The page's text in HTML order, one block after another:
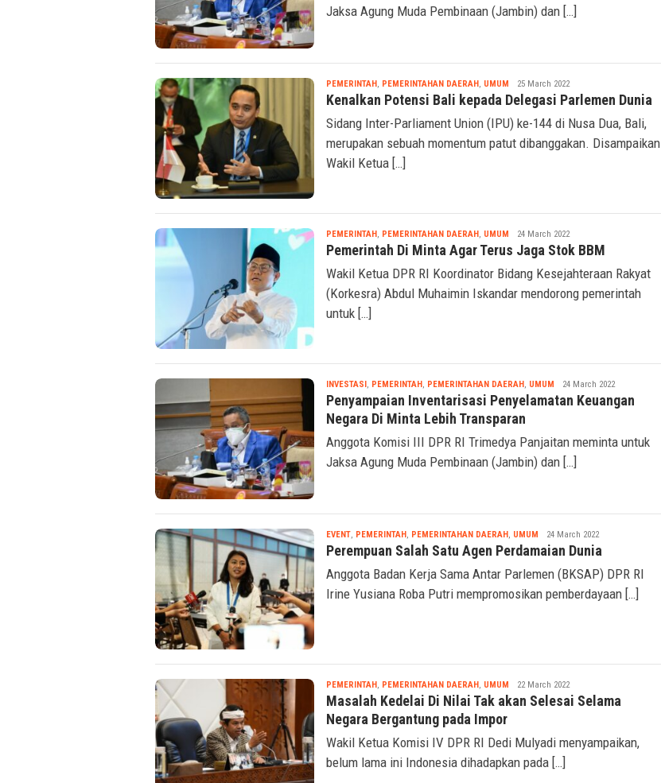
Jaksa Agung Muda Pembinaan (Jambin) dan […]
PEMERINTAH, PEMERINTAHAN DAERAH, UMUM Nabila
25 March 2022
Kenalkan Potensi Bali kepada Delegasi Parlemen Dunia
Sidang Inter-Parliament Union (IPU) ke-144 di Nusa Dua, Bali,
merupakan sebuah momentum patut dibanggakan. Disampaikan
Wakil Ketua […]
PEMERINTAH, PEMERINTAHAN DAERAH, UMUM Nabila
24 March 2022
Pemerintah Di Minta Agar Terus Jaga Stok BBM
Wakil Ketua DPR RI Koordinator Bidang Kesejahteraan Rakyat
(Korkesra) Abdul Muhaimin Iskandar mendorong pemerintah
untuk […]
INVESTASI, PEMERINTAH, PEMERINTAHAN DAERAH, UMUM Nabila
24 March 2022
Penyampaian Inventarisasi Penyelamatan Keuangan
Negara Di Minta Lebih Transparan
Anggota Komisi III DPR RI Trimedya Panjaitan meminta untuk
Jaksa Agung Muda Pembinaan (Jambin) dan […]
EVENT, PEMERINTAH, PEMERINTAHAN DAERAH, UMUM Nabila
24 March 2022
Perempuan Salah Satu Agen Perdamaian Dunia
Anggota Badan Kerja Sama Antar Parlemen (BKSAP) DPR RI
Irine Yusiana Roba Putri mempromosikan pemberdayaan […]
PEMERINTAH, PEMERINTAHAN DAERAH, UMUM Nabila
22 March 2022
Masalah Kedelai Di Nilai Tak akan Selesai Selama
Negara Bergantung pada Impor
Wakil Ketua Komisi IV DPR RI Dedi Mulyadi menyampaikan,
belum lama ini Indonesia dihadapkan pada […]